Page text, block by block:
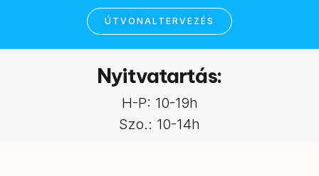
ÚTVONALTERVEZÉS
Nyitvatartás:
H-P: 10-19h
Szo.: 10-14h